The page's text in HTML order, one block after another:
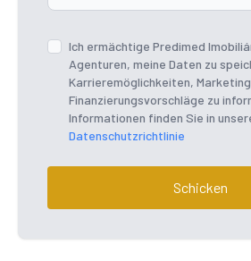
Ich ermächtige Predimed
Agenturen, meine Daten zu
Karrieremöglichkeiten,
Finanzierungsvorschläge zu
Informationen finden Sie in
Datenschutzrichtlinie
Schicken